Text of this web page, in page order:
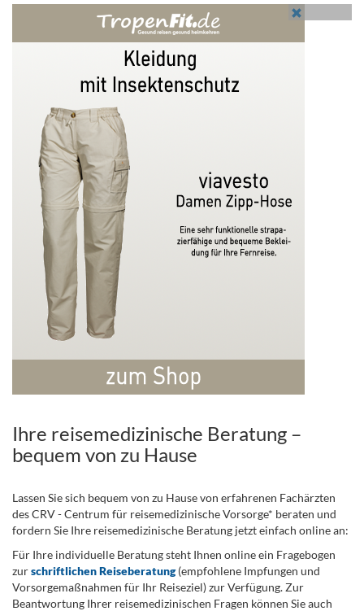
Ihre reisemedizinische Beratung –
bequem von zu Hause
Lassen Sie sich bequem von zu Hause von erfahrenen Fachärzten
des CRV - Centrum für reisemedizinische Vorsorge* beraten und
fordern Sie Ihre reisemedizinische Beratung jetzt einfach online an:
Für Ihre individuelle Beratung steht Ihnen online ein Fragebogen
zurschriftlichen Reiseberatung(empfohlene Impfungen und
Vorsorgemaßnahmen für Ihr Reiseziel) zur Verfügung. Zur
Beantwortung Ihrer reisemedizinischen Fragen können Sie auch